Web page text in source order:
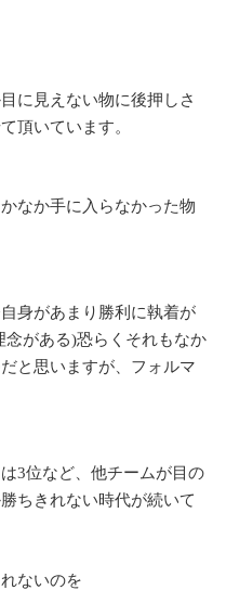
に見えない物に後押しさ
頂いています。
なか手に入らなかった物
身があまり勝利に執着が
がある)恐らくそれもなか
と思いますが、フォルマ
3位など、他チームが目の
ちきれない時代が続いて
ないのを